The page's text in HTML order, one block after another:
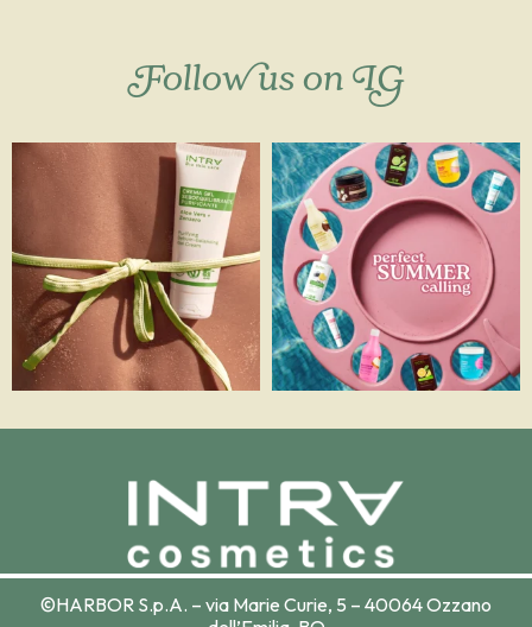
Follow us on IG
©HARBOR S.p.A. – via Marie Curie, 5 – 40064 Ozzano